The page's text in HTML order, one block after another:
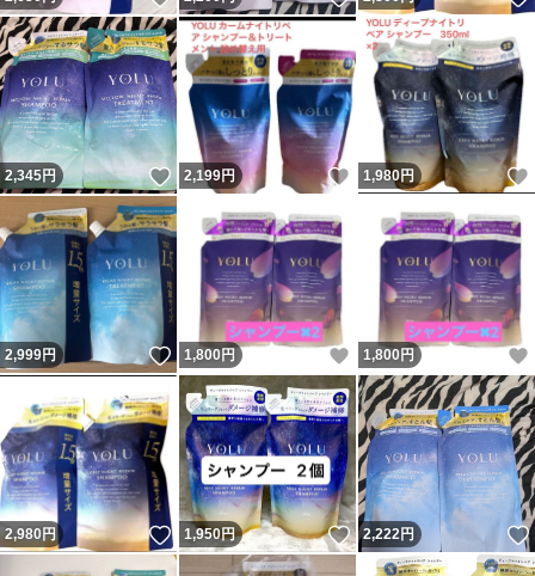
2,345円 いいね！
2,199円 いいね！
1,980円
2,999円 いいね！
1,800円 いいね！
1,800円
2,980 円 いいね！
1,950円 いいね！
2,222円